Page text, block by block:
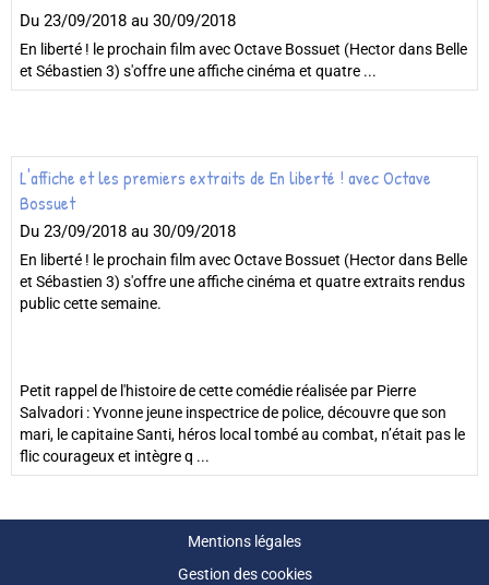
Du 23/09/2018 au 30/09/2018
En liberté ! le prochain film avec Octave Bossuet (Hector dans Belle
et Sébastien 3) s'offre une affiche cinéma et quatre ...
L'affiche et les premiers extraits de En liberté ! avec Octave
Bossuet
Du 23/09/2018 au 30/09/2018
En liberté ! le prochain film avec Octave Bossuet (Hector dans Belle
et Sébastien 3) s'offre une affiche cinéma et quatre extraits rendus
public cette semaine.
Petit rappel de l'histoire de cette comédie réalisée par Pierre
Salvadori : Yvonne jeune inspectrice de police, découvre que son
mari, le capitaine Santi, héros local tombé au combat, n’était pas le
flic courageux et intègre q ...
Mentions légales
Gestion des cookies